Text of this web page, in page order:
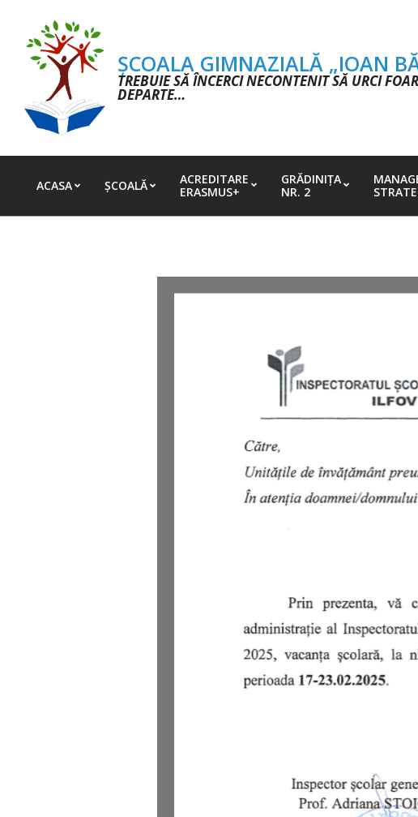
content
ȘCOALA GIMNAZIALĂ „IOAN
TREBUIE SĂ ÎNCERCI NECONTENIT SĂ URCI
DEPARTE…
Primary
Navigation
ACASA ȘCOALĂ
ACREDITARE
ERASMUS+
GRĂDINIȚA
NR. 2